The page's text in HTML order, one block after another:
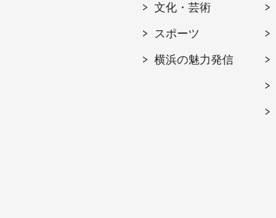
文化・芸術
スポーツ
横浜の魅力発信